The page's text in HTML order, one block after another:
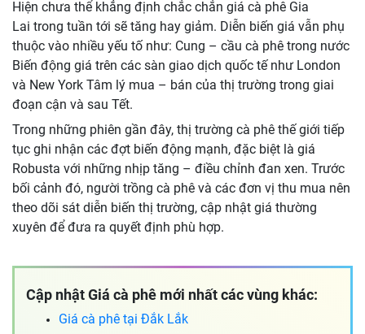
Hiện chưa thể khẳng định chắc chắn giá cà phê Gia
Lai trong tuần tới sẽ tăng hay giảm. Diễn biến giá vẫn phụ
thuộc vào nhiều yếu tố như: Cung – cầu cà phê trong nước
Biến động giá trên các sàn giao dịch quốc tế như London
và New York Tâm lý mua – bán của thị trường trong giai
đoạn cận và sau Tết.
Trong những phiên gần đây, thị trường cà phê thế giới tiếp
tục ghi nhận các đợt biến động mạnh, đặc biệt là giá
Robusta với những nhịp tăng – điều chỉnh đan xen. Trước
bối cảnh đó, người trồng cà phê và các đơn vị thu mua nên
theo dõi sát diễn biến thị trường, cập nhật giá thường
xuyên để đưa ra quyết định phù hợp.
Cập nhật Giá cà phê mới nhất các vùng khác:
Giá cà phê tại Đắk Lắk